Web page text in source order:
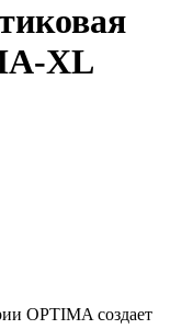
XL
OPTIMA создает